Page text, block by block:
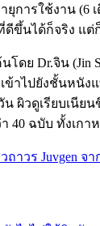
ยุการใช้งาน
ขึ้นได้ก็จริง แ
ดย Dr.จิน
เข้าไปยังชั้นห
ผิวดูเรียบเนี
40 ฉบับ ทั้งเก
าวร Juvgen จา